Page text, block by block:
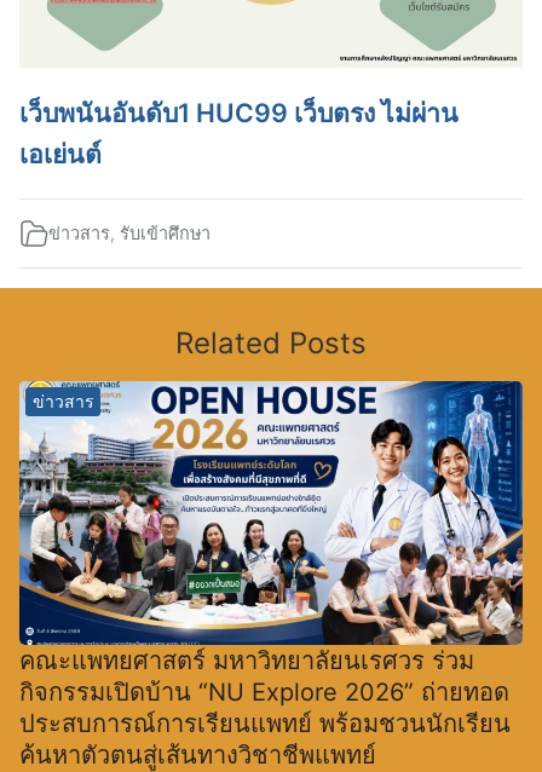
เว็บพนันอันดับ1 HUC99 เว็บตรง ไม่ผ่าน
เอเย่นต์
ข่าวสาร, รับเข้าศึกษา
Related Posts
ข่าวสาร
คณะแพทยศาสตร์ มหาวิทยาลัยนเรศวร ร่วม
กิจกรรมเปิดบ้าน “NU Explore 2026” ถ่ายทอด
ประสบการณ์การเรียนแพทย์ พร้อมชวนนักเรียน
ค้นหาตัวตนสู่เส้นทางวิชาชีพแพทย์